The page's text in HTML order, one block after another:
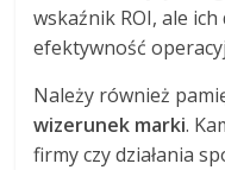
wskaźnik ROI, ale
efektywność
Należy również
wizerunek marki.
firmy czy działania